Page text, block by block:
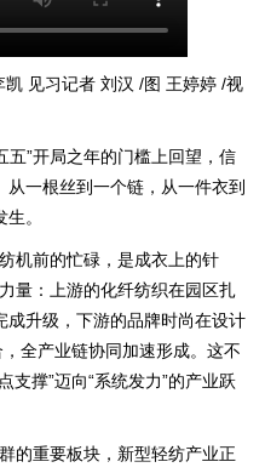
见习记者 刘汉 /图 王婷婷 /视
五”开局之年的门槛上回望，信
一根丝到一个链，从一件衣到
。
机前的忙碌，是成衣上的针
量：上游的化纤纺织在园区扎
升级，下游的品牌时尚在设计
全产业链协同加速形成。这不
支撑”迈向“系统发力”的产业跃
的重要板块，新型轻纺产业正